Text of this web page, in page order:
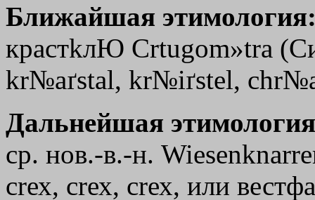
Ближайшая
крастkлЮ Сrtugom»tra
kr№aґstal, kr№iґstel,
Дальнейшая
ср. нов.-в.-н.
сrех, сrех, сrех, или